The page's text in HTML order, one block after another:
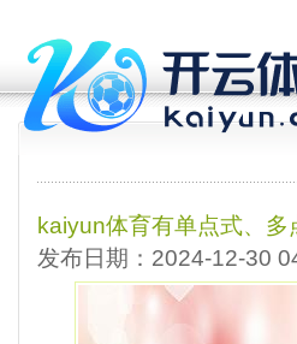
kaiyun体育有单点式、
发布日期：2024-12-30